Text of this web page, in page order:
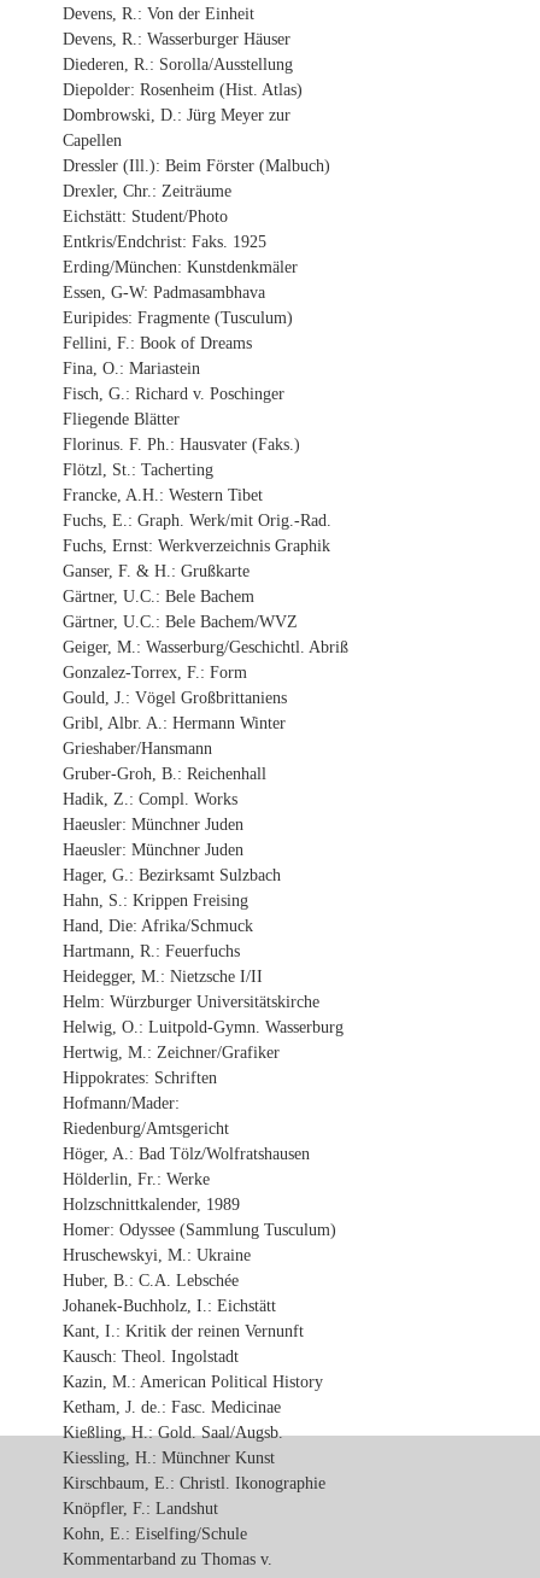
Devens, R.: Von der Einheit
Devens, R.: Wasserburger Häuser
Diederen, R.: Sorolla/Ausstellung
Diepolder: Rosenheim (Hist. Atlas)
Dombrowski, D.: Jürg Meyer zur
Capellen
Dressler (Ill.): Beim Förster (Malbuch)
Drexler, Chr.: Zeiträume
Eichstätt: Student/Photo
Entkris/Endchrist: Faks. 1925
Erding/München: Kunstdenkmäler
Essen, G-W: Padmasambhava
Euripides: Fragmente (Tusculum)
Fellini, F.: Book of Dreams
Fina, O.: Mariastein
Fisch, G.: Richard v. Poschinger
Fliegende Blätter
Florinus. F. Ph.: Hausvater (Faks.)
Flötzl, St.: Tacherting
Francke, A.H.: Western Tibet
Fuchs, E.: Graph. Werk/mit Orig.-Rad.
Fuchs, Ernst: Werkverzeichnis Graphik
Ganser, F. & H.: Grußkarte
Gärtner, U.C.: Bele Bachem
Gärtner, U.C.: Bele Bachem/WVZ
Geiger, M.: Wasserburg/Geschichtl. Abriß
Gonzalez-Torrex, F.: Form
Gould, J.: Vögel Großbrittaniens
Gribl, Albr. A.: Hermann Winter
Grieshaber/Hansmann
Gruber-Groh, B.: Reichenhall
Hadik, Z.: Compl. Works
Haeusler: Münchner Juden
Haeusler: Münchner Juden
Hager, G.: Bezirksamt Sulzbach
Hahn, S.: Krippen Freising
Hand, Die: Afrika/Schmuck
Hartmann, R.: Feuerfuchs
Heidegger, M.: Nietzsche I/II
Helm: Würzburger Universitätskirche
Helwig, O.: Luitpold-Gymn. Wasserburg
Hertwig, M.: Zeichner/Grafiker
Hippokrates: Schriften
Hofmann/Mader:
Riedenburg/Amtsgericht
Höger, A.: Bad Tölz/Wolfratshausen
Hölderlin, Fr.: Werke
Holzschnittkalender, 1989
Homer: Odyssee (Sammlung Tusculum)
Hruschewskyi, M.: Ukraine
Huber, B.: C.A. Lebschée
Johanek-Buchholz, I.: Eichstätt
Kant, I.: Kritik der reinen Vernunft
Kausch: Theol. Ingolstadt
Kazin, M.: American Political History
Ketham, J. de.: Fasc. Medicinae
Kießling, H.: Gold. Saal/Augsb.
Kiessling, H.: Münchner Kunst
Kirschbaum, E.: Christl. Ikonographie
Knöpfler, F.: Landshut
Kohn, E.: Eiselfing/Schule
Kommentarband zu Thomas v.